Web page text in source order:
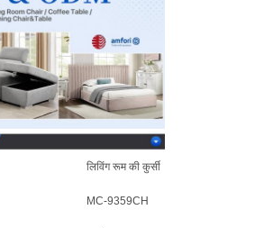
लिविंग रूम की कुर्सी
MC-9359CH